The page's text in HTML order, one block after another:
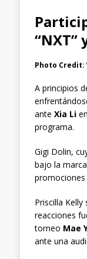
Photo Credit:
A principios
ante Xia Li
programa.
Gigi Dolin,
bajo la
Priscilla
reacciones
torneo Mae
ante una